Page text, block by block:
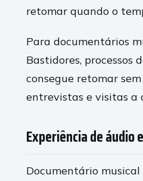
retomar quando o
Para documentários
Bastidores, processos
consegue retomar
entrevistas e visitas a
Experiência de áudio
Documentário musical